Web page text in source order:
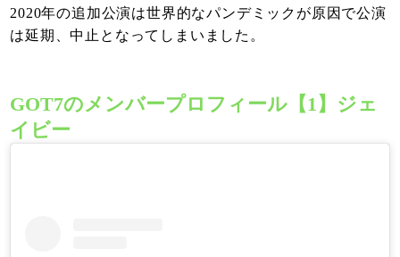
2020年の追加公演は世界的なパンデミックが原因で公演
は延期、中止となってしまいました。
GOT7のメンバープロフィール【1】ジェ
イビー